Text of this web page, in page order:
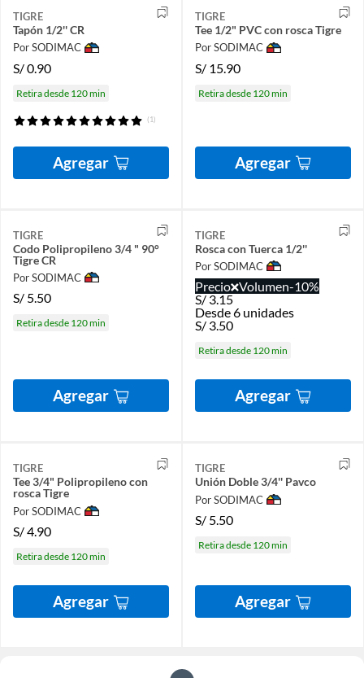
TIGRE
Tapón 1/2'' CR
Por SODIMAC
S/0.90
Retira desde 120 min
(1)
Agregar
TIGRE
Tee 1/2" PVC con rosca Tigre
Por SODIMAC
S/ 15.90
Retira desde 120 min
Agregar
TIGRE
Codo Polipropileno 3/4 " 90°
Tigre CR
Por SODIMAC
S/ 5.50
Retira desde 120 min
Agregar
TIGRE
Rosca con Tuerca 1/2''
Por SODIMAC
Precio Volumen-10%
S/ 3.15
Desde 6 unidades
S/ 3.50
Retira desde 120 min
Agregar
TIGRE
Tee 3/4" Polipropileno con
rosca Tigre
Por SODIMAC
S/4.90
Retira desde 120 min
Agregar
TIGRE
Unión Doble 3/4'' Pavco
Por SODIMAC
S/ 5.50
Retira desde 120 min
Agregar